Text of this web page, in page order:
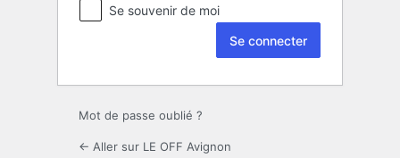
Se souvenir de moi
Mot de passe oublié ?
← Aller sur LE OFF Avignon